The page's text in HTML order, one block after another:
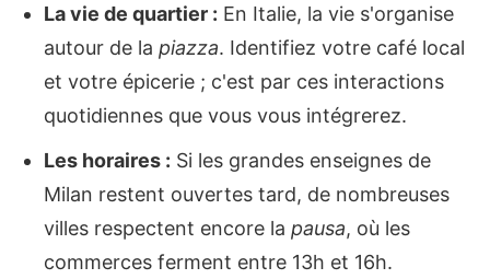
La vie de quartier : En Italie, la vie s'organise
autour de la piazza. Identifiez votre café local
et votre épicerie ; c'est par ces interactions
quotidiennes que vous vous intégrerez.
Les horaires : Si les grandes enseignes de
Milan restent ouvertes tard, de nombreuses
villes respectent encore la pausa, où les
commerces ferment entre 13h et 16h.